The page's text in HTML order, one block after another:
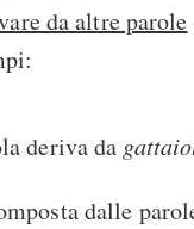
da altre parole
deriva da
dalle